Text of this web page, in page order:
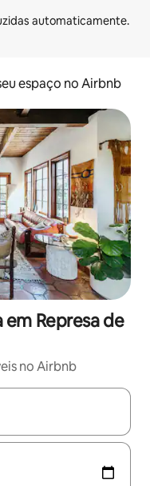
espaço no Airbnb
Represa de
no Airbnb
explore-os